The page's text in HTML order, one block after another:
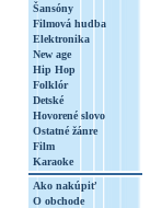
Šansóny
Filmová hudba
Elektronika
New age
Hip Hop
Folklór
Detské
Hovorené slovo
Ostatné žánre
Film
Karaoke
Ako nakúpiť
O obchode